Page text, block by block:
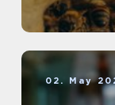
02. May